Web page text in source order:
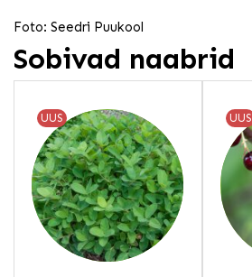
Foto: Seedri Puukool
Sobivad naabrid
UUS UUS